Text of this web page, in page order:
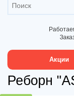
Акции
Реборн